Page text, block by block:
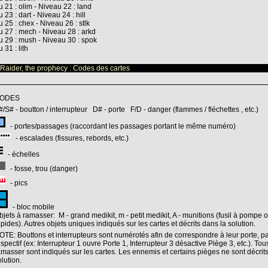
21 : olim - Niveau 22 : land
23 : dart - Niveau 24 : hill
25 : chex - Niveau 26 : stlk
27 : mech - Niveau 28 : arkd
29 : mush - Niveau 30 : spok
31 : lith
the prophecy : Codes des cartes
S# - boutton / interrupteur D# - porte
F/D - danger (flammes / fléchettes , etc.)
- portes/passages (raccordant les passages portant le même numéro)
- escalades (fissures, rebords, etc.)
- échelles
- fosse, trou (danger)
- pics
- bloc mobile
à ramasser: M - grand medikit, m - petit medikit,A- munitions (fusil à pompe
Autres objets uniques indiqués sur les cartes et décrits dans la solution.
Bouttons et interrupteurs sont numérotés afin de correspondre à leur porte,
(ex: Interrupteur 1 ouvre Porte 1, Interrupteur 3 désactive Piège 3, etc.).
sont indiqués sur les cartes. Les ennemis et certains pièges ne sont